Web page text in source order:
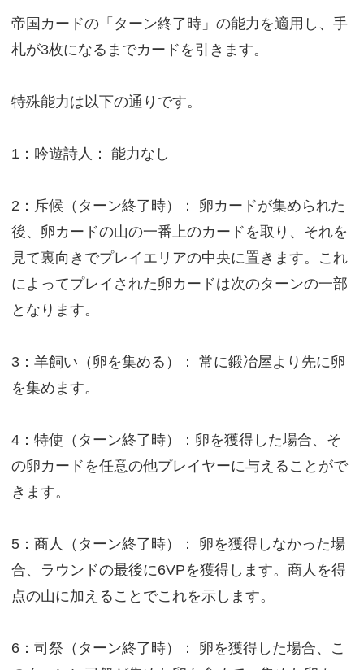
帝国カードの「ターン終了時」の能力を適用し、手
札が3枚になるまでカードを引きます。
特殊能力は以下の通りです。
1：吟遊詩人： 能力なし
2：斥候（ターン終了時）： 卵カードが集められた
後、卵カードの山の一番上のカードを取り、それを
見て裏向きでプレイエリアの中央に置きます。これ
によってプレイされた卵カードは次のターンの一部
となります。
3：羊飼い（卵を集める）： 常に鍛冶屋より先に卵
を集めます。
4：特使（ターン終了時）：卵を獲得した場合、そ
の卵カードを任意の他プレイヤーに与えることがで
きます。
5：商人（ターン終了時）： 卵を獲得しなかった場
合、ラウンドの最後に6VPを獲得します。商人を得
点の山に加えることでこれを示します。
6：司祭（ターン終了時）： 卵を獲得した場合、こ